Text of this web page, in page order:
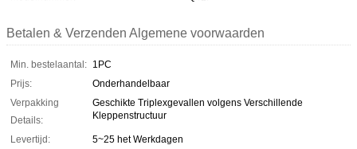
Betalen & Verzenden Algemene voorwaarden
Min. bestelaantal: 1PC
Prijs:
Onderhandelbaar
Verpakking
Details:
Geschikte Triplexgevallen volgens Verschillende
Kleppenstructuur
Levertijd:
5~25 het Werkdagen